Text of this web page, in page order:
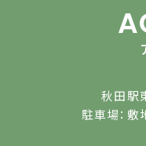
秋田駅
駐車場：敷